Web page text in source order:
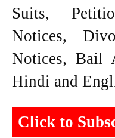
Suits,
Notices,
Notices, Bail
Hindi and
Click to